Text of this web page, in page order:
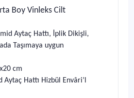
Boy Vinleks Cilt
Aytaç Hattı, İplik Dikişli,
Taşımaya uygun
cm
Hattı Hizbül Envâri’l